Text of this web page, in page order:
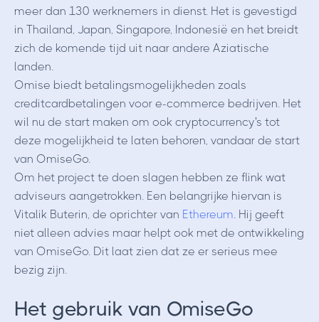
meer dan 130 werknemers in dienst. Het is gevestigd
in Thailand, Japan, Singapore, Indonesië en het breidt
zich de komende tijd uit naar andere Aziatische
landen.
Omise biedt betalingsmogelijkheden zoals
creditcardbetalingen voor e-commerce bedrijven. Het
wil nu de start maken om ook cryptocurrency's tot
deze mogelijkheid te laten behoren, vandaar de start
van OmiseGo.
Om het project te doen slagen hebben ze flink wat
adviseurs aangetrokken. Een belangrijke hiervan is
Vitalik Buterin, de oprichter van Ethereum . Hij geeft
niet alleen advies maar helpt ook met de ontwikkeling
van OmiseGo. Dit laat zien dat ze er serieus mee
bezig zijn.
Het gebruik van OmiseGo